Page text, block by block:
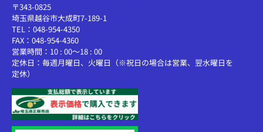
〒343-0825
埼玉県越谷市大成町7-189-1
TEL：048-954-4350
FAX：048-954-4360
営業時間：10 : 00～18 : 00
定休日：毎週月曜日、火曜日（※祝日の場合は営業、翌水曜日を
定休）